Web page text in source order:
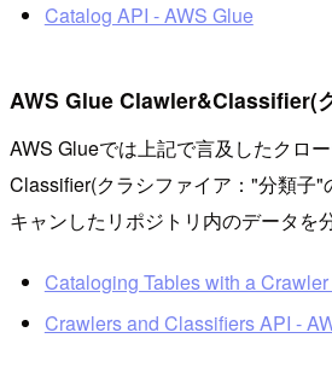
Catalog API - AWS Glue
AWS Glue Clawler&Classifier(
AWS Glueでは上記で言及したクロ
Classifier(クラシファイア："分類子"
キャンしたリポジトリ内のデータを
Cataloging Tables with a
Crawlers and Classifiers API -